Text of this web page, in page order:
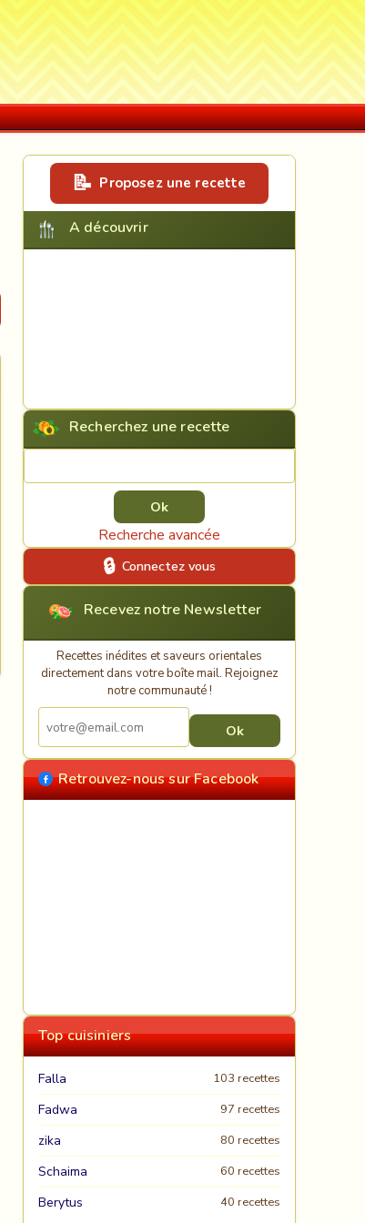
Proposez une recette
A découvrir
Recherchez une recette
Recherche avancée
Connectez vous
Recevez notre Newsletter
Recettes inédites et saveurs orientales
directement dans votre boîte mail. Rejoignez
notre communauté !
Retrouvez-nous sur Facebook
Top cuisiniers
Falla 103 recettes
Fadwa 97 recettes
zika 80 recettes
Schaima 60 recettes
Berytus 40 recettes